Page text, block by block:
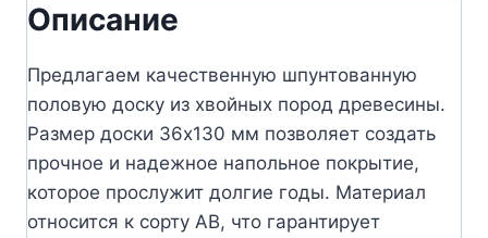
Описание
Предлагаем качественную шпунтованную
половую доску из хвойных пород древесины.
Размер доски 36х130 мм позволяет создать
прочное и надежное напольное покрытие,
которое прослужит долгие годы. Материал
относится к сорту АВ, что гарантирует